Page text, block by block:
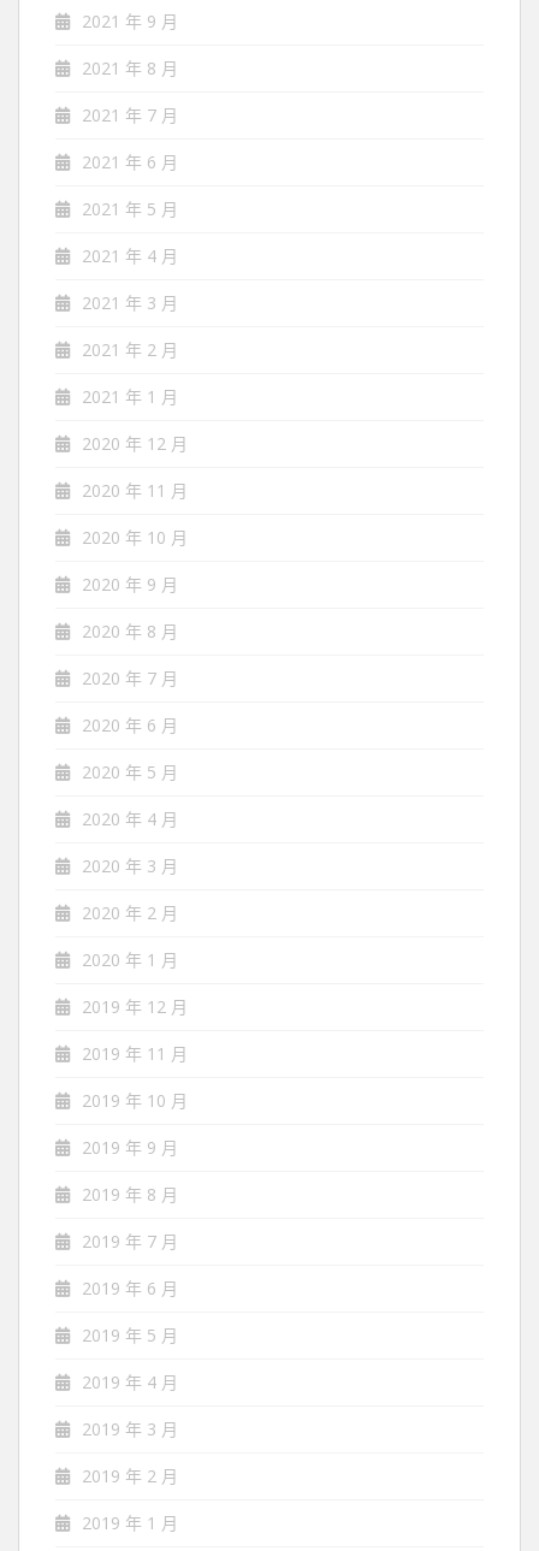
2021 年 9 月
2021 年 8 月
2021 年 7 月
2021 年 6 月
2021 年 5 月
2021 年 4 月
2021 年 3 月
2021 年 2 月
2021 年 1 月
2020 年 12 月
2020 年 11 月
2020 年 10 月
2020 年 9 月
2020 年 8 月
2020 年 7 月
2020 年 6 月
2020 年 5 月
2020 年 4 月
2020 年 3 月
2020 年 2 月
2020 年 1 月
2019 年 12 月
2019 年 11 月
2019 年 10 月
2019 年 9 月
2019 年 8 月
2019 年 7 月
2019 年 6 月
2019 年 5 月
2019 年 4 月
2019 年 3 月
2019 年 2 月
2019 年 1 月